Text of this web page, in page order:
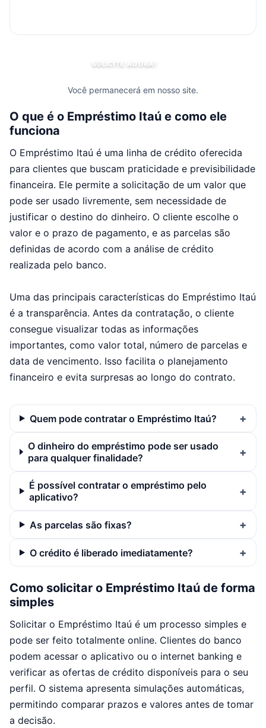
SOLICITE AGORA!
Você permanecerá em nosso site.
O que é o Empréstimo Itaú e como ele
funciona
O Empréstimo Itaú é uma linha de crédito oferecida
para clientes que buscam praticidade e previsibilidade
financeira. Ele permite a solicitação de um valor que
pode ser usado livremente, sem necessidade de
justificar o destino do dinheiro. O cliente escolhe o
valor e o prazo de pagamento, e as parcelas são
definidas de acordo com a análise de crédito
realizada pelo banco.
Uma das principais características do Empréstimo Itaú
é a transparência. Antes da contratação, o cliente
consegue visualizar todas as informações
importantes, como valor total, número de parcelas e
data de vencimento. Isso facilita o planejamento
financeiro e evita surpresas ao longo do contrato.
Quem pode contratar o Empréstimo Itaú?
O dinheiro do empréstimo pode ser usado
para qualquer finalidade?
É possível contratar o empréstimo pelo
aplicativo?
As parcelas são fixas?
O crédito é liberado imediatamente?
Como solicitar o Empréstimo Itaú de forma
simples
Solicitar o Empréstimo Itaú é um processo simples e
pode ser feito totalmente online. Clientes do banco
podem acessar o aplicativo ou o internet banking e
verificar as ofertas de crédito disponíveis para o seu
perfil. O sistema apresenta simulações automáticas,
permitindo comparar prazos e valores antes de tomar
a decisão.